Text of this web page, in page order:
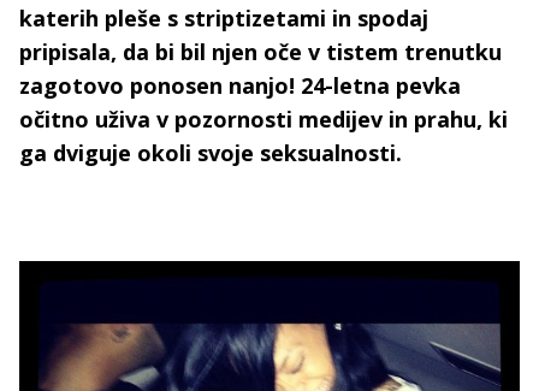
katerih pleše s striptizetami in spodaj
pripisala, da bi bil njen oče v tistem trenutku
zagotovo ponosen nanjo! 24-letna pevka
očitno uživa v pozornosti medijev in prahu, ki
ga dviguje okoli svoje seksualnosti.